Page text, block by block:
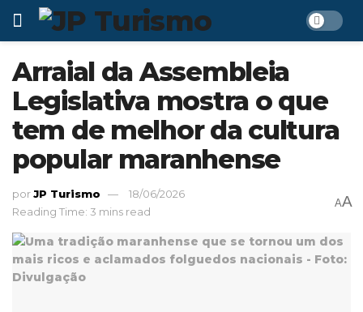
Arraial da Assembleia
Legislativa mostra o que
tem de melhor da cultura
popular maranhense
porJP Turismo
18/06/2026
Reading Time: 3 mins read
AA